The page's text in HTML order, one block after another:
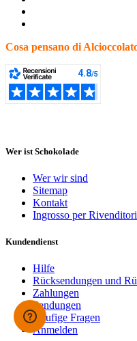
Cosa pensano di
Wer ist Schokolade
Wer wir sind
Sitemap
Kontakt
Ingrosso per
Kundendienst
Hilfe
Rücksendungen und
Zahlungen
Sendungen
Häufige Fragen
Anmelden